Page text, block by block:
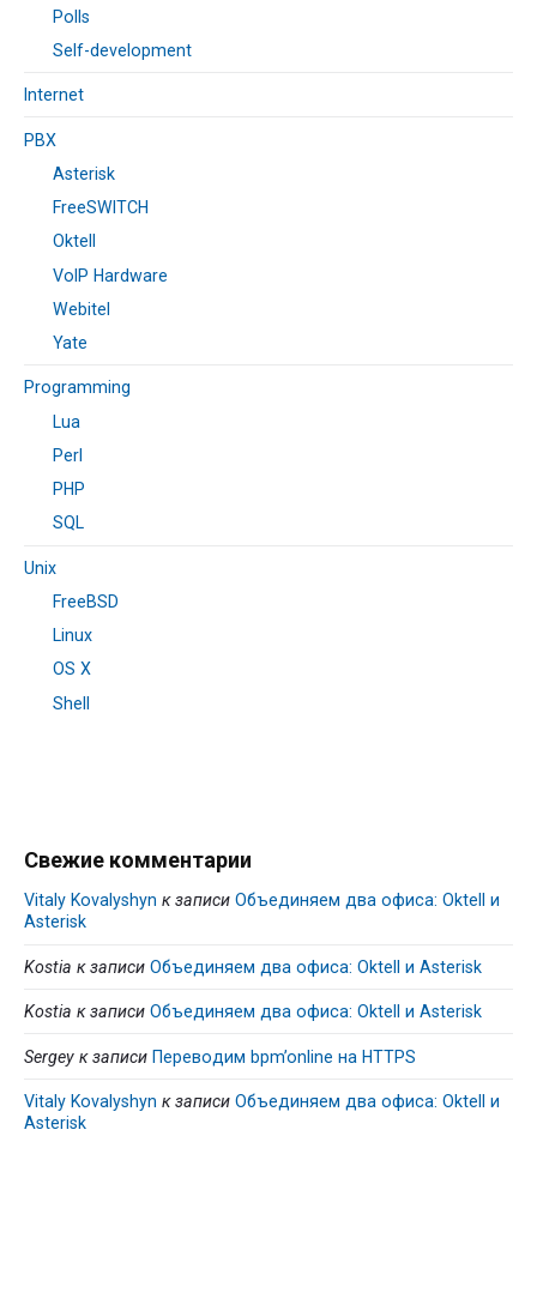
Polls
Self-development
Internet
PBX
Asterisk
FreeSWITCH
Oktell
VoIP Hardware
Webitel
Yate
Programming
Lua
Perl
PHP
SQL
Unix
FreeBSD
Linux
OS X
Shell
Свежие комментарии
Vitaly Kovalyshyn к записи Объединяем два офиса: Oktell и
Asterisk
Kostia к записи Объединяем два офиса: Oktell и Asterisk
Kostia к записи Объединяем два офиса: Oktell и Asterisk
Sergey к записи Переводим bpm’online на HTTPS
Vitaly Kovalyshyn к записи Объединяем два офиса: Oktell и
Asterisk